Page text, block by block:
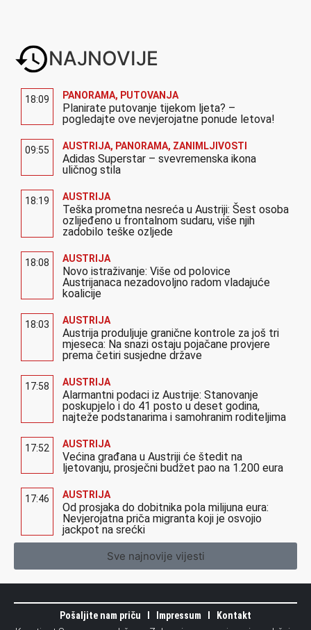
NAJNOVIJE
18:09 PANORAMA, PUTOVANJA
Planirate putovanje tijekom ljeta? –
pogledajte ove nevjerojatne ponude letova!
09:55 AUSTRIJA, PANORAMA, ZANIMLJIVOSTI
Adidas Superstar – svevremenska ikona
uličnog stila
18:19 AUSTRIJA
Teška prometna nesreća u Austriji: Šest osoba
ozlijeđeno u frontalnom sudaru, više njih
zadobilo teške ozljede
18:08 AUSTRIJA
Novo istraživanje: Više od polovice
Austrijanaca nezadovoljno radom vladajuće
koalicije
18:03 AUSTRIJA
Austrija produljuje granične kontrole za još tri
mjeseca: Na snazi ostaju pojačane provjere
prema četiri susjedne države
17:58 AUSTRIJA
Alarmantni podaci iz Austrije: Stanovanje
poskupjelo i do 41 posto u deset godina,
najteže podstanarima i samohranim roditeljima
17:52 AUSTRIJA
Većina građana u Austriji će štedit na
ljetovanju, prosječni budžet pao na 1.200 eura
17:46 AUSTRIJA
Od prosjaka do dobitnika pola milijuna eura:
Nevjerojatna priča migranta koji je osvojio
jackpot na srećki
Sve najnovije vijesti
Pošaljite nam priču Impressum
Kontakt